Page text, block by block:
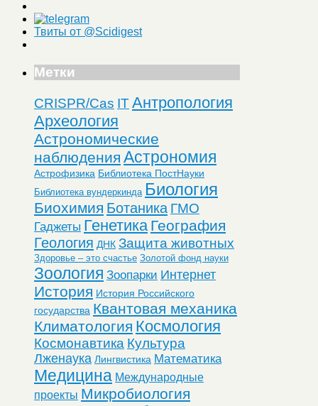
Твиты от @Scidigest
Метки
CRISPR/Cas ITАнтропология
Археология
Астрономические
наблюдения Астрономия
Астрофизика Библиотека ПостНауки
Библиотека вундеркинда Биология
Биохимия Ботаника ГМО
Гаджеты Генетика География
Геология ДНК Защита животных
Здоровье – это счастье Золотой фонд науки
Зоология Зоопарки Интернет
История История Российского
государства Квантовая механика
Климатология Космология
Космонавтика Культура
Лженаука Лингвистика Математика
Медицина Международные
проекты Микробиология